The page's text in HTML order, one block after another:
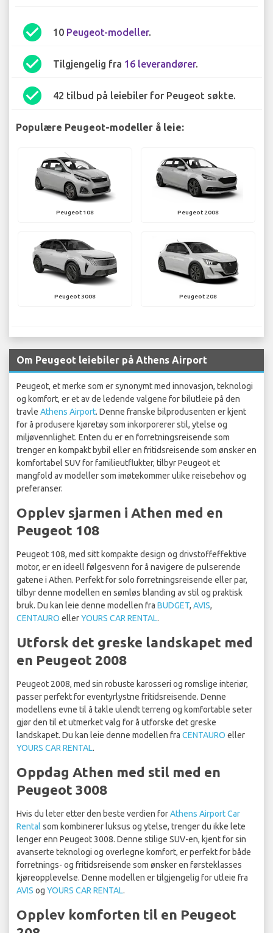
check_circle 10 Peugeot-modeller.
check_circle Tilgjengelig fra 16 leverandører.
check_circle 42 tilbud på leiebiler for Peugeot søkte.
Populære Peugeot-modeller å leie:
Peugeot 108 Peugeot 2008
Peugeot 3008 Peugeot 208
Om Peugeot leiebiler på Athens Airport
Peugeot, et merke som er synonymt med innovasjon, teknologi
og komfort, er et av de ledende valgene for bilutleie på den
travle Athens Airport. Denne franske bilprodusenten er kjent
for å produsere kjøretøy som inkorporerer stil, ytelse og
miljøvennlighet. Enten du er en forretningsreisende som
trenger en kompakt bybil eller en fritidsreisende som ønsker en
komfortabel SUV for familieutflukter, tilbyr Peugeot et
mangfold av modeller som imøtekommer ulike reisebehov og
preferanser.
Opplev sjarmen i Athen med en
Peugeot 108
Peugeot 108, med sitt kompakte design og drivstoffeffektive
motor, er en ideell følgesvenn for å navigere de pulserende
gatene i Athen. Perfekt for solo forretningsreisende eller par,
tilbyr denne modellen en sømløs blanding av stil og praktisk
bruk. Du kan leie denne modellen fra BUDGET, AVIS,
CENTAURO ellerYOURS CAR RENTAL.
Utforsk det greske landskapet med
en Peugeot 2008
Peugeot 2008, med sin robuste karosseri og romslige interiør,
passer perfekt for eventyrlystne fritidsreisende. Denne
modellens evne til å takle ulendt terreng og komfortable seter
gjør den til et utmerket valg for å utforske det greske
landskapet. Du kan leie denne modellen fra CENTAURO eller
YOURS CAR RENTAL.
Oppdag Athen med stil med en
Peugeot 3008
Hvis du leter etter den beste verdien forAthens Airport Car
Rental som kombinerer luksus og ytelse, trenger du ikke lete
lenger enn Peugeot 3008. Denne stilige SUV-en, kjent for sin
avanserte teknologi og overlegne komfort, er perfekt for både
forretnings- og fritidsreisende som ønsker en førsteklasses
kjøreopplevelse. Denne modellen er tilgjengelig for utleie fra
AVIS og YOURS CAR RENTAL.
Opplev komforten til en Peugeot